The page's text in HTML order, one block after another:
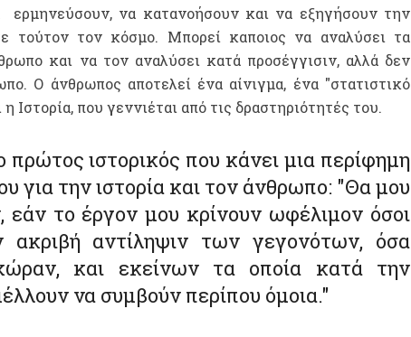
ερμηνεύσουν, να κατανοήσουν και να εξηγήσουν την
τούτον τον κόσμο. Μπορεί καποιος να αναλύσει τα
και να τον αναλύσει κατά προσέγγισιν, αλλά δεν
Ο άνθρωπος αποτελεί ένα αίνιγμα, ένα "στατιστικό
Ιστορία, που γεννιέται από τις δραστηριότητές του.
πρώτος ιστορικός που κάνει μια περίφημη
για την ιστορία και τον άνθρωπο: "Θα μου
εάν το έργον μου κρίνουν ωφέλιμον όσοι
ακριβή αντίληψιν των γεγονότων, όσα
και εκείνων τα οποία κατά την
να συμβούν περίπου όμοια."